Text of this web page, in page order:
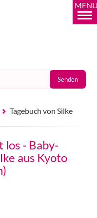
Senden
Tagebuch von Silke
los - Baby-
aus Kyoto